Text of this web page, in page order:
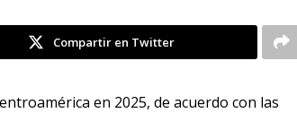
Compartir en Twitter
en 2025, de acuerdo con las